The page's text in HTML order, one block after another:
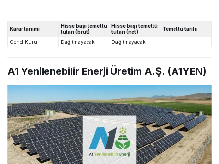
Karar tanımı
Hisse başı temettü
tutarı (brüt)
Hisse başı temettü
tutarı (net)
Temettü tarihi
Genel Kurul Dağıtmayacak Dağıtmayacak –
A1 Yenilenebilir Enerji Üretim A.Ş. (A1YEN)